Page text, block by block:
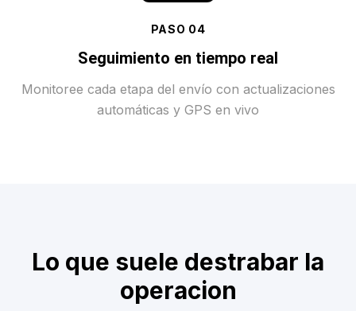
PASO 04
Seguimiento en tiempo real
Monitoree cada etapa del envío con actualizaciones
automáticas y GPS en vivo
Lo que suele destrabar la
operacion